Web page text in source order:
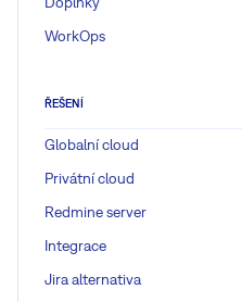
WorkOps
ŘEŠENÍ
Globalní cloud
Privátní cloud
Redmine server
Integrace
Jira alternativa